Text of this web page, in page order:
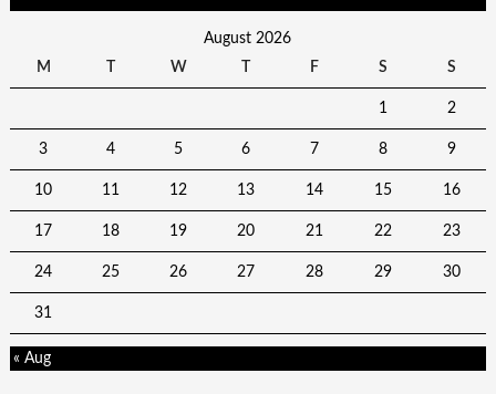
August 2026
M
W F S S
1 2
3 4 5 6 7 8 9
10 11 12 13 14 15 16
17 18 19 20 21 22 23
24 25 26 27 28 29 30
31
« Aug